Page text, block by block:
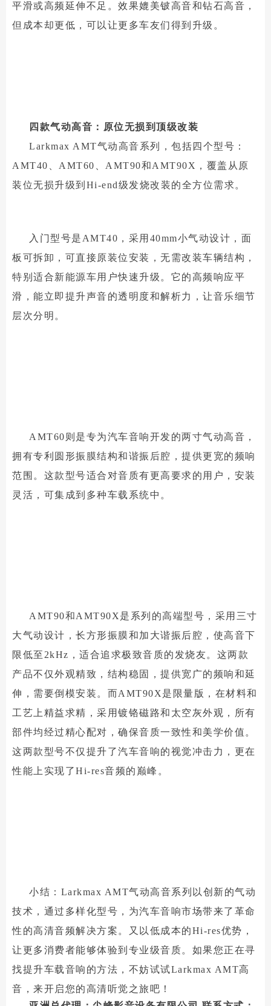
平滑或高频延伸不足。效果媲美铍高音和钻石高音，
但成本却更低，可以让更多车友们得到升级。
四款气动高音：原位无损到顶级改装
Larkmax AMT气动高音系列，包括四个型号：
AMT40、AMT60、AMT90和AMT90X，覆盖从原
装位无损升级到Hi-end级发烧改装的全方位需求。
入门型号是AMT40，采用40mm小气动设计，面
板可拆卸，可直接原装位安装，无需改装车辆结构，
特别适合新能源车用户快速升级。它的高频响应平
滑，能立即提升声音的透明度和解析力，让音乐细节
层次分明。
AMT60则是专为汽车音响开发的两寸气动高音，
拥有专利圆形振膜结构和谐振后腔，提供更宽的频响
范围。这款型号适合对音质有更高要求的用户，安装
灵活，可集成到多种车载系统中。
AMT90和AMT90X是系列的高端型号，采用三寸
大气动设计，长方形振膜和加大谐振后腔，使高音下
限低至2kHz，适合追求极致音质的发烧友。这两款
产品不仅外观精致，结构稳固，提供宽广的频响和延
伸，需要倒模安装。而AMT90X是限量版，在材料和
工艺上精益求精，采用镀铬磁路和太空灰外观，所有
部件均经过精心配对，确保音质一致性和美学价值。
这两款型号不仅提升了汽车音响的视觉冲击力，更在
性能上实现了Hi-res音频的巅峰。
小结：Larkmax AMT气动高音系列以创新的气动
技术，通过多样化型号，为汽车音响市场带来了革命
性的高清音频解决方案。又以低成本的Hi-res优势，
让更多消费者能够体验到专业级音质。如果您正在寻
找提升车载音响的方法，不妨试试Larkmax AMT高
音，来开启您的高清听觉之旅吧！